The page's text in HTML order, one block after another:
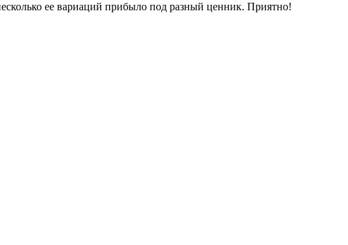
ее вариаций прибыло под разный ценник. Приятно!